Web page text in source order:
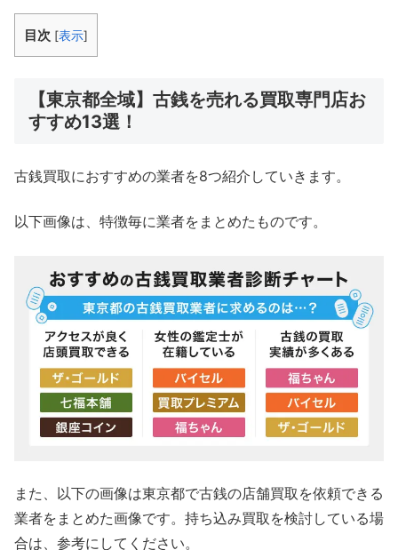
目次 [表示]
【東京都全域】古銭を売れる買取専門店お
すすめ13選！
古銭買取におすすめの業者を8つ紹介していきます。
以下画像は、特徴毎に業者をまとめたものです。
また、以下の画像は東京都で古銭の店舗買取を依頼できる
業者をまとめた画像です。持ち込み買取を検討している場
合は、参考にしてください。